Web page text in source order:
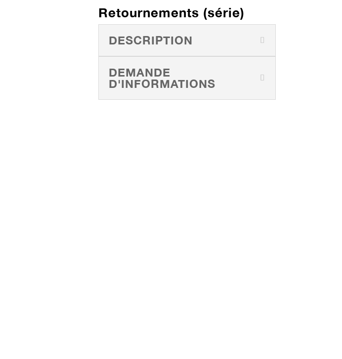
Retournements (série)
DESCRIPTION
DEMANDE
D'INFORMATIONS